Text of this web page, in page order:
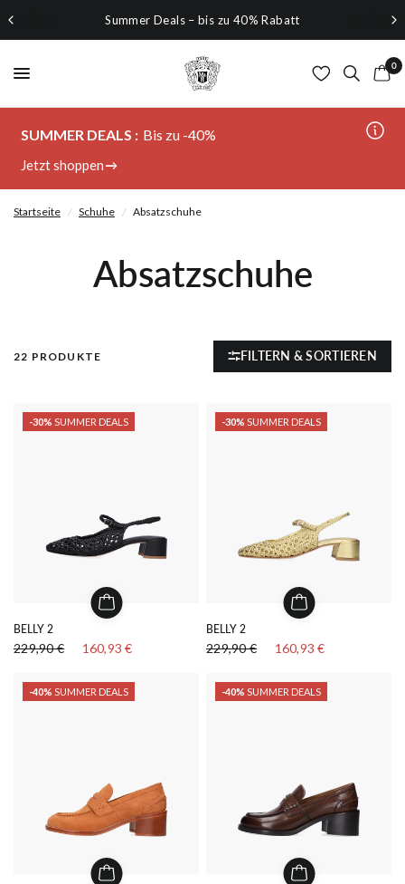
Summer Deals – bis zu 40% Rabatt
0
SUMMER DEALS : Bis zu -40%
Jetzt shoppen
Startseite / Schuhe / Absatzschuhe
Absatzschuhe
22 PRODUKTE FILTERN & SORTIEREN
-30% SUMMER DEALS
BELLY 2
229,90 € 160,93 €
-30% SUMMER DEALS
BELLY 2
229,90 € 160,93 €
-40% SUMMER DEALS -40% SUMMER DEALS